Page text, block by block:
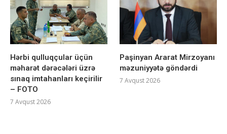
Hərbi qulluqçular üçün
məharət dərəcələri üzrə
sınaq imtahanları keçirilir
– FOTO
7 Avqust 2026
Paşinyan Ararat Mirzoyanı
məzuniyyətə göndərdi
7 Avqust 2026